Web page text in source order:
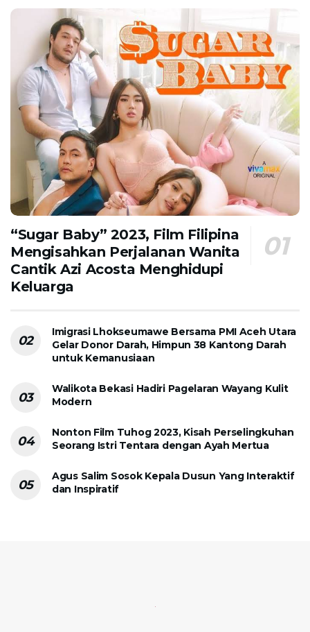
“Sugar Baby” 2023, Film Filipina
Mengisahkan Perjalanan Wanita
Cantik Azi Acosta Menghidupi
Keluarga
Imigrasi Lhokseumawe Bersama PMI Aceh Utara
Gelar Donor Darah, Himpun 38 Kantong Darah
untuk Kemanusiaan
Walikota Bekasi Hadiri Pagelaran Wayang Kulit
Modern
Nonton Film Tuhog 2023, Kisah Perselingkuhan
Seorang Istri Tentara dengan Ayah Mertua
Agus Salim Sosok Kepala Dusun Yang Interaktif
dan Inspiratif